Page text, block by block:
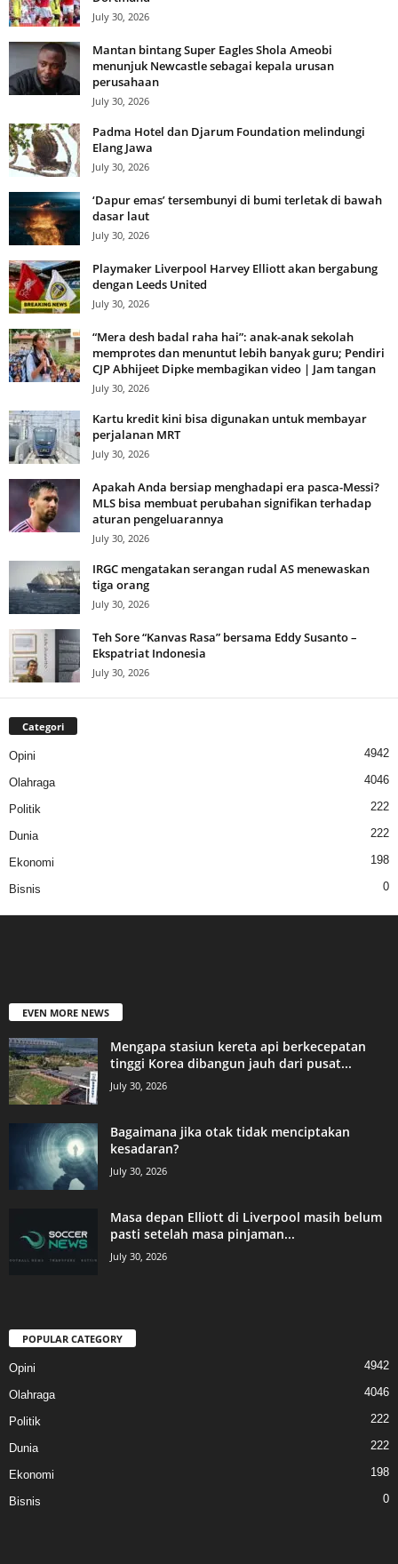
July 30, 2026
Mantan bintang Super Eagles Shola Ameobi
menunjuk Newcastle sebagai kepala urusan
perusahaan
July 30, 2026
Padma Hotel dan Djarum Foundation melindungi
Elang Jawa
July 30, 2026
‘Dapur emas’ tersembunyi di bumi terletak di bawah
dasar laut
July 30, 2026
Playmaker Liverpool Harvey Elliott akan bergabung
dengan Leeds United
July 30, 2026
“Mera desh badal raha hai”: anak-anak sekolah
memprotes dan menuntut lebih banyak guru; Pendiri
CJP Abhijeet Dipke membagikan video | Jam tangan
July 30, 2026
Kartu kredit kini bisa digunakan untuk membayar
perjalanan MRT
July 30, 2026
Apakah Anda bersiap menghadapi era pasca-Messi?
MLS bisa membuat perubahan signifikan terhadap
aturan pengeluarannya
July 30, 2026
IRGC mengatakan serangan rudal AS menewaskan
tiga orang
July 30, 2026
Teh Sore “Kanvas Rasa” bersama Eddy Susanto –
Ekspatriat Indonesia
July 30, 2026
Categori
Opini 4942
Olahraga 4046
Politik 222
Dunia 222
Ekonomi 198
Bisnis 0
EVEN MORE NEWS
Mengapa stasiun kereta api berkecepatan
tinggi Korea dibangun jauh dari pusat...
July 30, 2026
Bagaimana jika otak tidak menciptakan
kesadaran?
July 30, 2026
Masa depan Elliott di Liverpool masih belum
pasti setelah masa pinjaman...
July 30, 2026
POPULAR CATEGORY
Opini 4942
Olahraga 4046
Politik 222
Dunia 222
Ekonomi 198
Bisnis 0